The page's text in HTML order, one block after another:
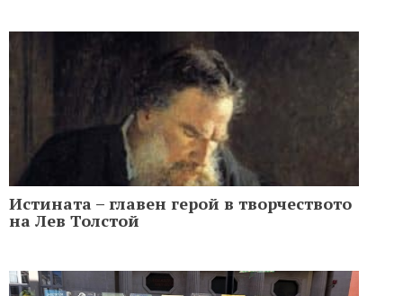
Истината – главен герой в творчеството
на Лев Толстой